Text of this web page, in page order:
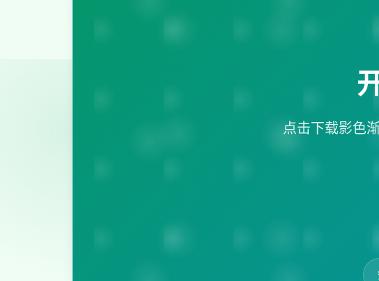
点击下载影色